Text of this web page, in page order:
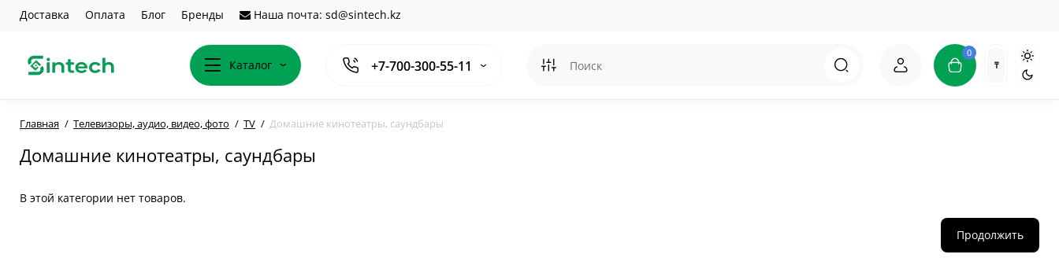
Доставка Оплата Блог Бренды Наша почта: sd@sintech.kz
Каталог +7-700-300-55-11
0
₸
Главная Телевизоры, аудио, видео, фото TV Домашние кинотеатры, саундбары
Домашние кинотеатры, саундбары
В этой категории нет товаров.
Продолжить